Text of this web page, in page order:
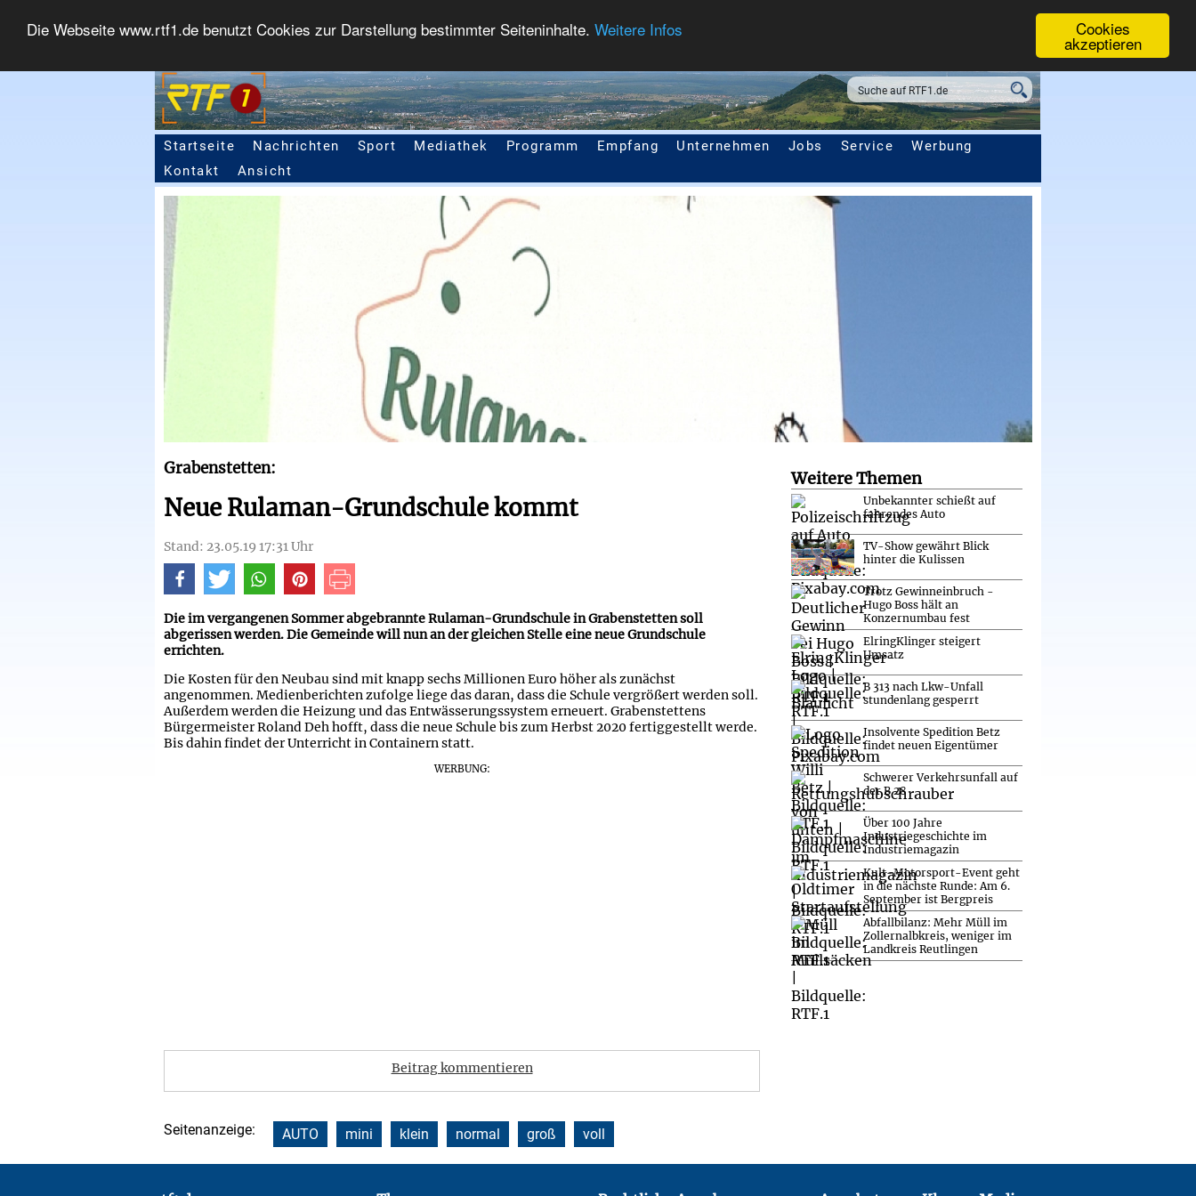
Cookies
akzeptieren
Die Webseite www.rtf1.de benutzt Cookies zur Darstellung bestimmter Seiteninhalte. Weitere Infos
Seitennavigation
Startseite Nachrichten Sport Mediathek Programm Empfang Unternehmen Jobs Service
Werbung
Kontakt
Ansicht
Grabenstetten:
Neue Rulaman-Grundschule kommt
Stand: 23.05.19 17:31 Uhr
Die im vergangenen Sommer abgebrannte Rulaman-Grundschule in Grabenstetten soll
abgerissen werden. Die Gemeinde will nun an der gleichen Stelle eine neue Grundschule
errichten.
Die Kosten für den Neubau sind mit knapp sechs Millionen Euro höher als zunächst
angenommen. Medienberichten zufolge liege das daran, dass die Schule vergrößert werden soll.
Außerdem werden die Heizung und das Entwässerungssystem erneuert. Grabenstettens
Bürgermeister Roland Deh hofft, dass die neue Schule bis zum Herbst 2020 fertiggestellt werde.
Bis dahin findet der Unterricht in Containern statt.
WERBUNG:
Beitrag kommentieren
Weitere Themen
Unbekannter schießt auf
fahrendes Auto
TV-Show gewährt Blick
hinter die Kulissen
Trotz Gewinneinbruch -
Hugo Boss hält an
Konzernumbau fest
ElringKlinger steigert
Umsatz
B 313 nach Lkw-Unfall
stundenlang gesperrt
Insolvente Spedition Betz
findet neuen Eigentümer
Schwerer Verkehrsunfall auf
der B 28
Über 100 Jahre
Industriegeschichte im
Industriemagazin
Kult-Motorsport-Event geht
in die nächste Runde: Am 6.
September ist Bergpreis
Abfallbilanz: Mehr Müll im
Zollernalbkreis, weniger im
Landkreis Reutlingen
Seitenanzeige: AUTO mini klein normal groß voll